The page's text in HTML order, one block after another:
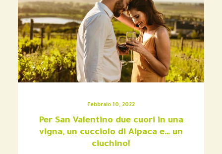
Febbraio 10, 2022
Per San Valentino due cuori in una
vigna, un cucciolo di Alpaca e… un
ciuchino!